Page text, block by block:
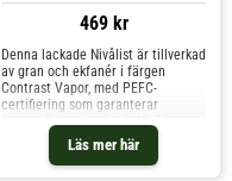
469 kr
Läs mer här
Denna lackade Nivålist är tillverkad
av gran och ekfanér i färgen
Contrast Vapor, med PEFC-
certifiering som garanterar
ansvarsfullt skogsbruk. Nivålist ger
en attraktiv övergång vid
nivåskillnader på 9-11 mm. .